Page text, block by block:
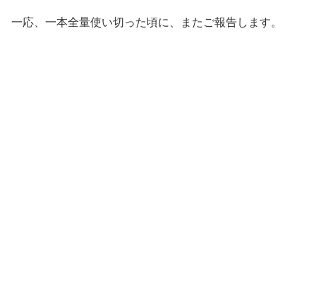
一応、一本全量使い切った頃に、またご報告します。